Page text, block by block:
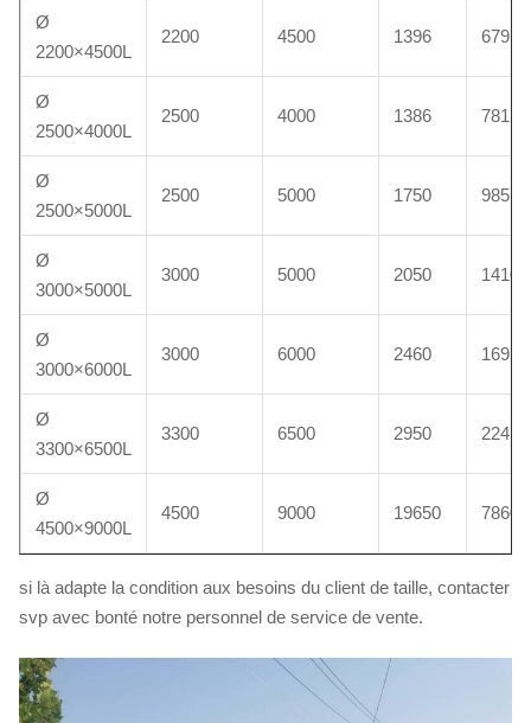
Ø
2200×4500L
2200 4500 1396 679
Ø
2500×4000L
2500 4000 1386 781
Ø
2500×5000L
2500 5000 1750 985
Ø
3000×5000L
3000 5000 2050 1410
Ø
3000×6000L
3000 6000 2460 1695
Ø
3300×6500L
3300 6500 2950 2245
Ø
4500×9000L
4500 9000 19650 7860
si là adapte la condition aux besoins du client de taille, contacter
svp avec bonté notre personnel de service de vente.